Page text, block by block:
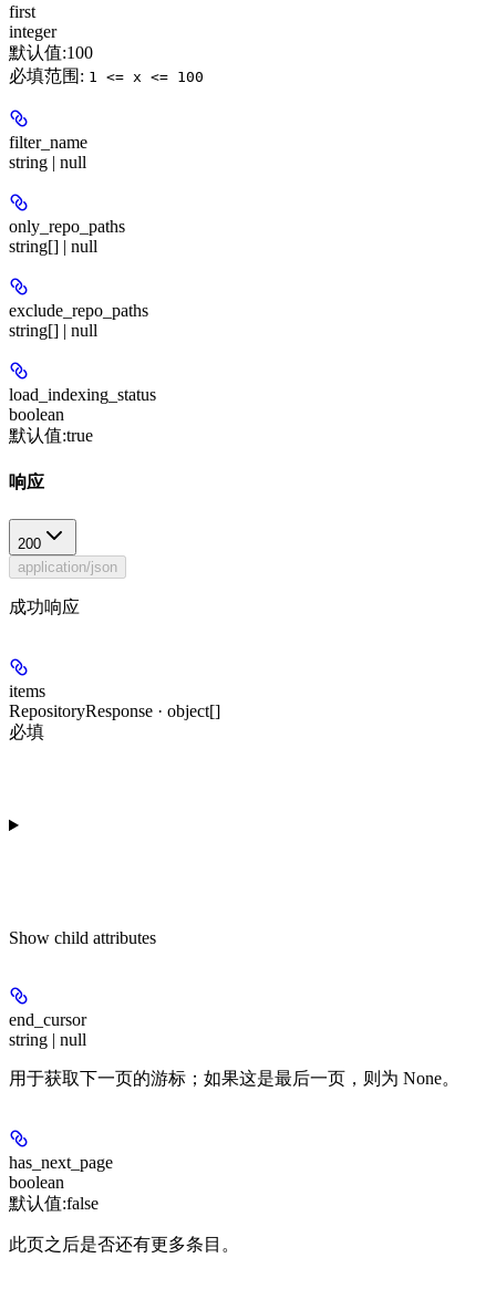
first
integer
默认值:100
必填范围 : 1 <= x <= 100
filter_name
string | null
only_repo_paths
string[] | null
exclude_repo_paths
string[] | null
load_indexing_status
boolean
默认值:true
响应
200
application/json
成功响应
items
RepositoryResponse · object[]
必填
Show child attributes
end_cursor
string | null
用于获取下一页的游标；如果这是最后一页，则为 None。
has_next_page
boolean
默认值:false
此页之后是否还有更多条目。